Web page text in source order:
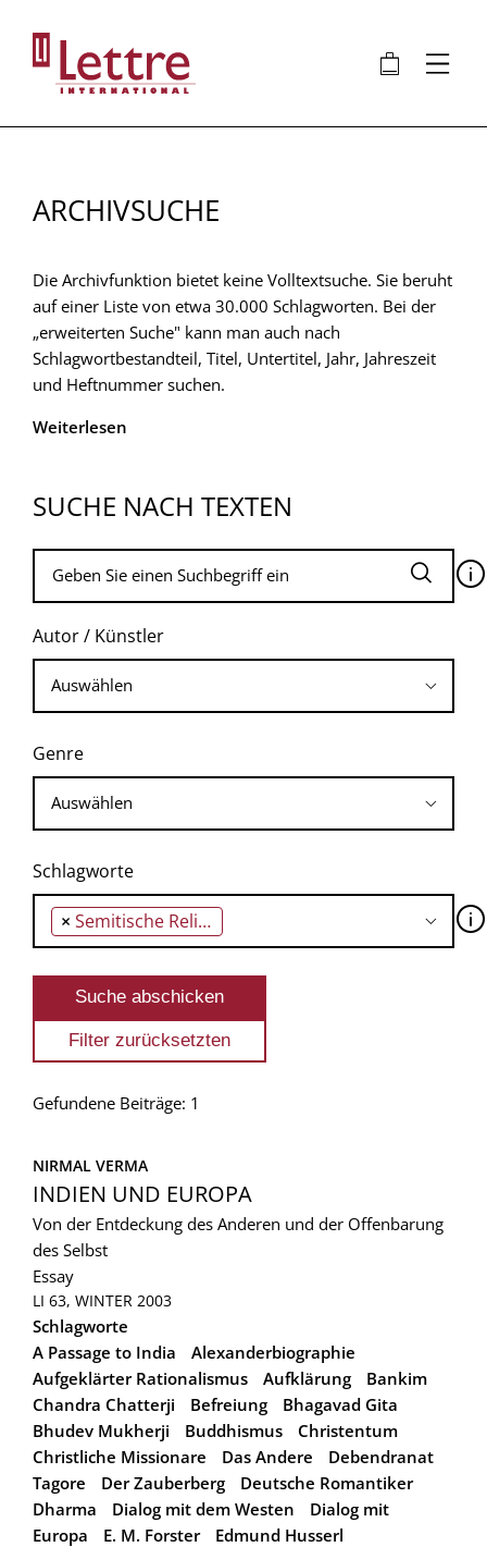
Inhalt
🛍 ⋮
ARCHIVSUCHE
Die Archivfunktion bietet keine Volltextsuche. Sie beruht
auf einer Liste von etwa 30.000 Schlagworten. Bei der
„erweiterten Suche" kann man auch nach
Schlagwortbestandteil, Titel, Untertitel, Jahr, Jahreszeit
und Heftnummer suchen.
Weiterlesen
SUCHE NACH TEXTEN
🛈
Autor / Künstler
Genre
Schlagworte
× Semitische Religionen 🛈
Gefundene Beiträge: 1
NIRMAL VERMA
INDIEN UND EUROPA
Von der Entdeckung des Anderen und der Offenbarung
des Selbst
Essay
LI 63, WINTER 2003
Schlagworte
A Passage to India
Alexanderbiographie
Aufgeklärter Rationalismus
Aufklärung
Bankim
Chandra Chatterji
Befreiung
Bhagavad Gita
Bhudev Mukherji
Buddhismus
Christentum
Christliche Missionare
Das Andere
Debendranat
Tagore
Der Zauberberg
Deutsche Romantiker
Dharma
Dialog mit dem Westen
Dialog mit
Europa
E. M. Forster
Edmund Husserl